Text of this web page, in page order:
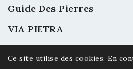
Guide Des Pierres
VIA PIETRA
Ce site utilise des cookies. En